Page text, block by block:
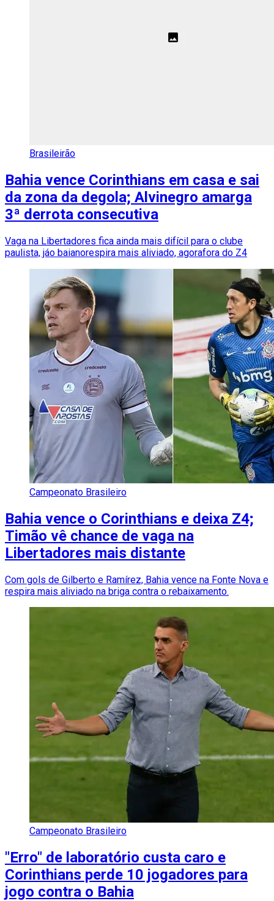
Brasileirão
Bahia vence Corinthians em casa e sai
da zona da degola; Alvinegro amarga
3ª derrota consecutiva
Vaga na Libertadores fica ainda mais difícil para o clube
paulista, jáo baianorespira mais aliviado, agorafora do Z4
Campeonato Brasileiro
Bahia vence o Corinthians e deixa Z4;
Timão vê chance de vaga na
Libertadores mais distante
Com gols de Gilberto e Ramírez, Bahia vence na Fonte Nova e
respira mais aliviado na briga contra o rebaixamento.
Campeonato Brasileiro
"Erro" de laboratório custa caro e
Corinthians perde 10 jogadores para
jogo contra o Bahia